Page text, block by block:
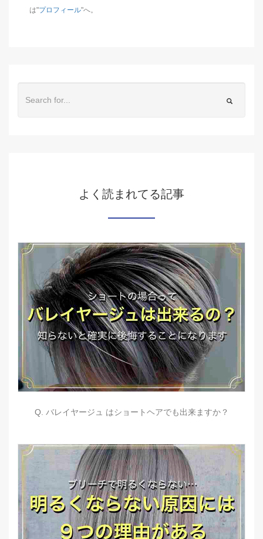
は"プロフィール"へ。
よく読まれてる記事
Q. バレイヤージュ はショートヘアでも出来ますか？